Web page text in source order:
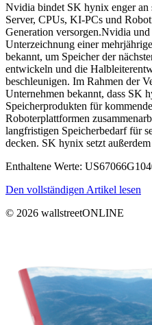
Nvidia bindet SK hynix enger
Server, CPUs, KI-PCs und
Generation versorgen.Nvidia
Unterzeichnung einer
bekannt, um Speicher der
entwickeln und die
beschleunigen. Im Rahmen der
Unternehmen bekannt, dass SK
Speicherprodukten für
Roboterplattformen
langfristigen Speicherbedarf für
decken. SK hynix setzt
Enthaltene Werte:
Den vollständigen Artikel lesen
© 2026 wallstreetONLINE